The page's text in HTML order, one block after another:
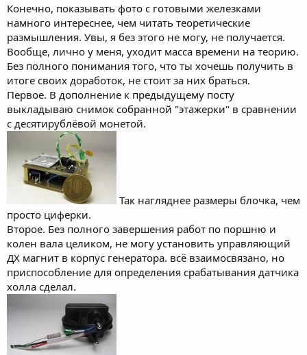
Конечно, показывать фото с готовыми железками
намного интереснее, чем читать теоретические
размышления. Увы, я без этого не могу, не получается.
Вообще, лично у меня, уходит масса времени на теорию.
Без полного понимания того, что ты хочешь получить в
итоге своих доработок, не стоит за них браться.
Первое. В дополнение к предыдущему посту
выкладываю снимок собранной "этажерки" в сравнении
с десятирублёвой монетой.
Так нагляднее размеры блочка, чем
просто циферки.
Второе. Без полного завершения работ по поршню и
колен вала целиком, не могу установить управляющий
ДХ магнит в корпус генератора. всё взаимосвязано, но
приспособление для определения срабатывания датчика
холла сделал.